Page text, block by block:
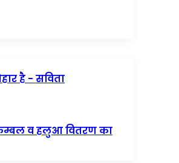
है - सविता
कम्बल व हलुआ वितरण का